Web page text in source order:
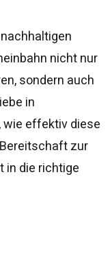
nicht nur
sondern auch
in
wie effektiv diese
zur
in die richtige